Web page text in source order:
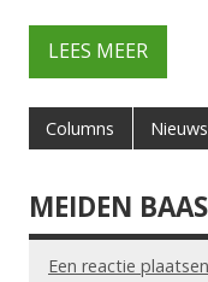
LEES MEER
Columns Nieuws
MEIDEN
Een reactie plaatsen